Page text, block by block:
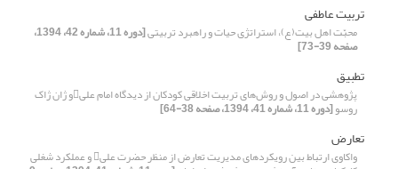
تربیت عاطفی
محبّت اهل بیت(ع)، استراتژی حیات و راهبرد تربیتی [دوره 11، شماره 42، 1394،
صفحه 39-73]
تطبیق
پژوهشی در اصول و روش‌های تربیت اخلاقی کودکان از دیدگاه امام علیو ژان ژاک
روسو[دوره 11، شماره 41، 1394، صفحه 38-64]
تعارض
واکاوی ارتباط بین رویکردهای مدیریت تعارض از منظر حضرت علی و عملکرد شغلی